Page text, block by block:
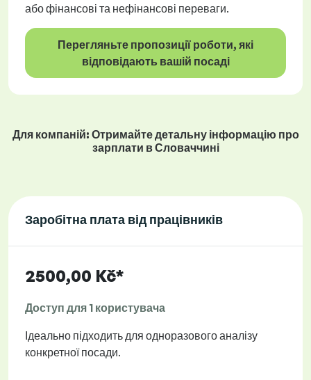
або фінансові та нефінансові переваги.
Перегляньте пропозиції роботи, які
відповідають вашій посаді
Для компаній: Отримайте детальну інформацію про
зарплати в Словаччині
Заробітна плата від працівників
2500,00 Kč*
Доступ для 1 користувача
Ідеально підходить для одноразового аналізу
конкретної посади.